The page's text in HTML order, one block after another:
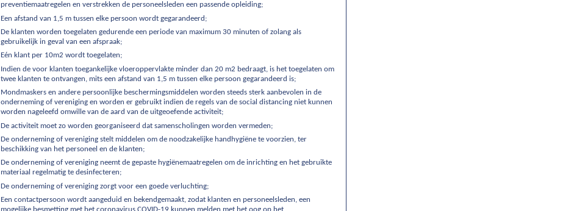
preventiemaatregelen en verstrekken de personeelsleden een passende opleiding;
Een afstand van 1,5 m tussen elke persoon wordt gegarandeerd;
De klanten worden toegelaten gedurende een periode van maximum 30 minuten of zolang als
gebruikelijk in geval van een afspraak;
Eén klant per 10m2 wordt toegelaten;
Indien de voor klanten toegankelijke vloeroppervlakte minder dan 20 m2 bedraagt, is het toegelaten om
twee klanten te ontvangen, mits een afstand van 1,5 m tussen elke persoon gegarandeerd is;
Mondmaskers en andere persoonlijke beschermingsmiddelen worden steeds sterk aanbevolen in de
onderneming of vereniging en worden er gebruikt indien de regels van de social distancing niet kunnen
worden nageleefd omwille van de aard van de uitgeoefende activiteit;
De activiteit moet zo worden georganiseerd dat samenscholingen worden vermeden;
De onderneming of vereniging stelt middelen om de noodzakelijke handhygiëne te voorzien, ter
beschikking van het personeel en de klanten;
De onderneming of vereniging neemt de gepaste hygiënemaatregelen om de inrichting en het gebruikte
materiaal regelmatig te desinfecteren;
De onderneming of vereniging zorgt voor een goede verluchting;
Een contactpersoon wordt aangeduid en bekendgemaakt, zodat klanten en personeelsleden, een